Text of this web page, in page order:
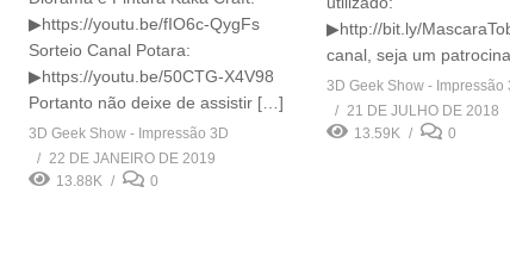
▶https://youtu.be/fIO6c-QygFs
Sorteio Canal Potara:
▶https://youtu.be/50CTG-X4V98
Portanto não deixe de assistir […]
3D Geek Show - Impressão 3D
22 DE JANEIRO DE 2019
13.88K
0
▶http://bit.ly/
canal, seja um
3D Geek Show - Impressão
21 DE JULHO DE 2018
13.59K
0